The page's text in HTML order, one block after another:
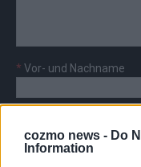
cozmo news - Do
Information
* Vor- und Nachname